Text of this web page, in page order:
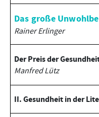
Das große
Rainer Erlinger
Der Preis der
Manfred Lütz
II. Gesundheit in der